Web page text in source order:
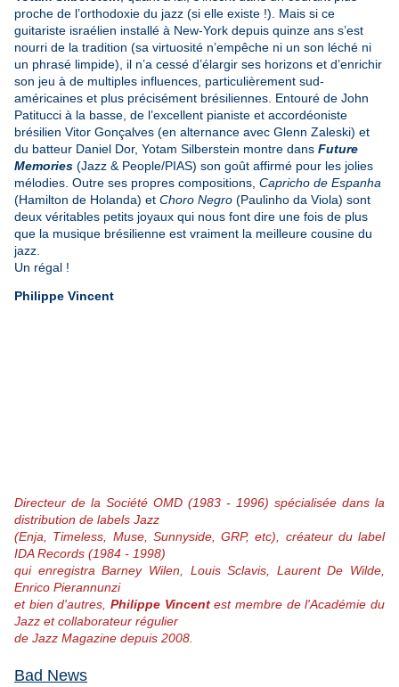
proche de l’orthodoxie du jazz (si elle existe !). Mais si ce
guitariste israélien installé à New-York depuis quinze ans s’est
nourri de la tradition (sa virtuosité n’empêche ni un son léché ni
un phrasé limpide), il n’a cessé d’élargir ses horizons et d’enrichir
son jeu à de multiples influences, particulièrement sud-
américaines et plus précisément brésiliennes. Entouré de John
Patitucci à la basse, de l’excellent pianiste et accordéoniste
brésilien Vitor Gonçalves (en alternance avec Glenn Zaleski) et
du batteur Daniel Dor, Yotam Silberstein montre dans Future
Memories (Jazz & People/PIAS) son goût affirmé pour les jolies
mélodies. Outre ses propres compositions, Capricho de Espanha
(Hamilton de Holanda) et Choro Negro (Paulinho da Viola) sont
deux véritables petits joyaux qui nous font dire une fois de plus
que la musique brésilienne est vraiment la meilleure cousine du
jazz.
Un régal !
Philippe Vincent
Directeur de la Société OMD (1983 - 1996) spécialisée dans la
distribution de labels Jazz
(Enja, Timeless, Muse, Sunnyside, GRP, etc), créateur du label
IDA Records (1984 - 1998)
qui enregistra Barney Wilen, Louis Sclavis, Laurent De Wilde,
Enrico Pierannunzi
et bien d'autres, Philippe Vincentest membre de l'Académie du
Jazz et collaborateur régulier
de Jazz Magazine depuis 2008.
Bad News